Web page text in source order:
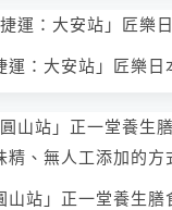
運：大安站」匠樂日
山站」正一堂養生膳